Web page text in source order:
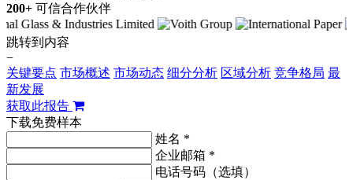
200+ 可信合作伙伴
跳转到内容
−
关键要点 市场概述 市场动态 细分分析 区域分析 竞争格局 最
新发展
获取此报告
下载免费样本
姓名 *
企业邮箱 *
电话号码（选填）